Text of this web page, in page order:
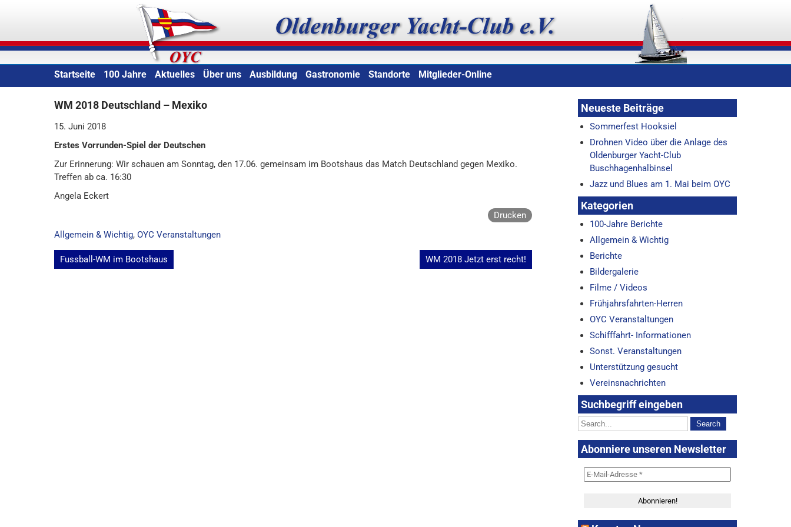
Oldenburger Yacht-Club e.V.
Startseite 100 Jahre Aktuelles Über uns Ausbildung Gastronomie Standorte Mitglieder-Online
WM 2018 Deutschland – Mexiko
15. Juni 2018
Erstes Vorrunden-Spiel der Deutschen
Zur Erinnerung: Wir schauen am Sonntag, den 17.06. gemeinsam im Bootshaus das Match Deutschland gegen Mexiko.
Treffen ab ca. 16:30
Angela Eckert
Drucken
Allgemein & Wichtig, OYC Veranstaltungen
Beitragsnavigation
Fussball-WM im Bootshaus WM 2018 Jetzt erst recht!
Neueste Beiträge
Sommerfest Hooksiel
Drohnen Video über die Anlage des
Oldenburger Yacht-Club
Buschhagenhalbinsel
Jazz und Blues am 1. Mai beim OYC
Kategorien
100-Jahre Berichte
Allgemein & Wichtig
Berichte
Bildergalerie
Filme / Videos
Frühjahrsfahrten-Herren
OYC Veranstaltungen
Schifffahrt- Informationen
Sonst. Veranstaltungen
Unterstützung gesucht
Vereinsnachrichten
Suchbegriff eingeben
Abonniere unseren Newsletter